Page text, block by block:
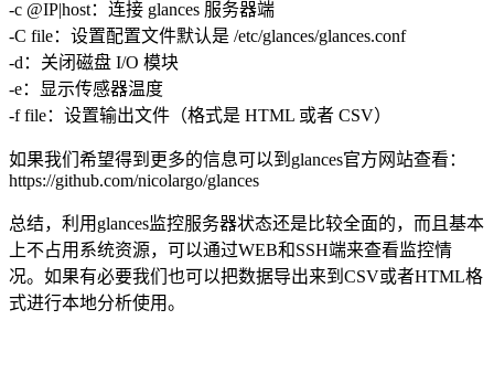
-c @IP|host：连接 glances 服务器端
-C file：设置配置文件默认是 /etc/glances/glances.conf
-d：关闭磁盘 I/O 模块
-e：显示传感器温度
-f file：设置输出文件（格式是 HTML 或者 CSV）
如果我们希望得到更多的信息可以到glances官方网站查看：
https://github.com/nicolargo/glances
总结，利用glances监控服务器状态还是比较全面的，而且基本
上不占用系统资源，可以通过WEB和SSH端来查看监控情
况。如果有必要我们也可以把数据导出来到CSV或者HTML格
式进行本地分析使用。